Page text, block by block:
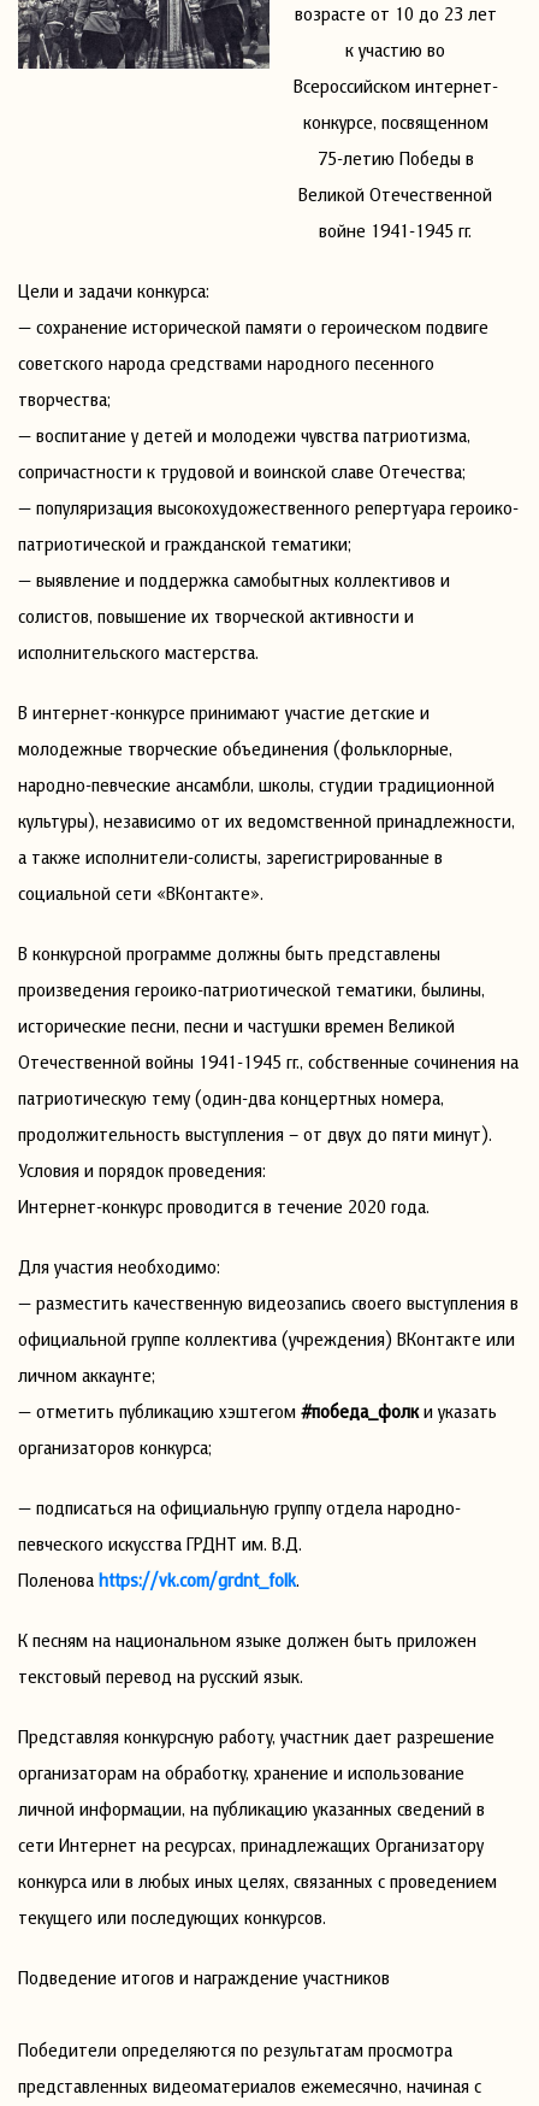
возрасте от 10 до 23 лет
к участию во
Всероссийском интернет-
конкурсе, посвященном
75-летию Победы в
Великой Отечественной
войне 1941-1945 гг.
Цели и задачи конкурса:
— сохранение исторической памяти о героическом подвиге
советского народа средствами народного песенного
творчества;
— воспитание у детей и молодежи чувства патриотизма,
сопричастности к трудовой и воинской славе Отечества;
— популяризация высокохудожественного репертуара героико-
патриотической и гражданской тематики;
— выявление и поддержка самобытных коллективов и
солистов, повышение их творческой активности и
исполнительского мастерства.
В интернет-конкурсе принимают участие детские и
молодежные творческие объединения (фольклорные,
народно-певческие ансамбли, школы, студии традиционной
культуры), независимо от их ведомственной принадлежности,
а также исполнители-солисты, зарегистрированные в
социальной сети «ВКонтакте».
В конкурсной программе должны быть представлены
произведения героико-патриотической тематики, былины,
исторические песни, песни и частушки времен Великой
Отечественной войны 1941-1945 гг., собственные сочинения на
патриотическую тему (один-два концертных номера,
продолжительность выступления – от двух до пяти минут).
Условия и порядок проведения:
Интернет-конкурс проводится в течение 2020 года.
Для участия необходимо:
— разместить качественную видеозапись своего выступления в
официальной группе коллектива (учреждения) ВКонтакте или
личном аккаунте;
— отметить публикацию хэштегом #победа_фолки указать
организаторов конкурса;
— подписаться на официальную группу отдела народно-
певческого искусства ГРДНТ им. В.Д.
Поленова https://vk.com/grdnt_folk.
К песням на национальном языке должен быть приложен
текстовый перевод на русский язык.
Представляя конкурсную работу, участник дает разрешение
организаторам на обработку, хранение и использование
личной информации, на публикацию указанных сведений в
сети Интернет на ресурсах, принадлежащих Организатору
конкурса или в любых иных целях, связанных с проведением
текущего или последующих конкурсов.
Подведение итогов и награждение участников
Победители определяются по результатам просмотра
представленных видеоматериалов ежемесячно, начиная с